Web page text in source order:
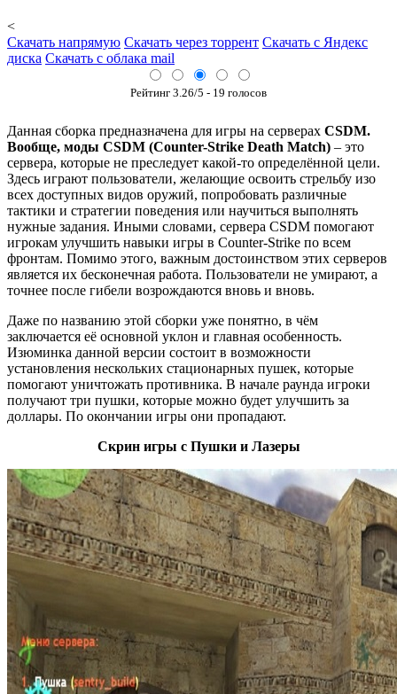
<
Скачать напрямую Скачать через торрент Скачать с Яндекс
диска Скачать с облака mail
Рейтинг 3.26/5 - 19 голосов
Данная сборка предназначена для игры на серверах CSDM.
Вообще, моды CSDM (Counter-Strike Death Match) – это
сервера, которые не преследует какой-то определённой цели.
Здесь играют пользователи, желающие освоить стрельбу изо
всех доступных видов оружий, попробовать различные
тактики и стратегии поведения или научиться выполнять
нужные задания. Иными словами, сервера CSDM помогают
игрокам улучшить навыки игры в Counter-Strike по всем
фронтам. Помимо этого, важным достоинством этих серверов
является их бесконечная работа. Пользователи не умирают, а
точнее после гибели возрождаются вновь и вновь.
Даже по названию этой сборки уже понятно, в чём
заключается её основной уклон и главная особенность.
Изюминка данной версии состоит в возможности
установления нескольких стационарных пушек, которые
помогают уничтожать противника. В начале раунда игроки
получают три пушки, которые можно будет улучшить за
доллары. По окончании игры они пропадают.
Скрин игры с Пушки и Лазеры